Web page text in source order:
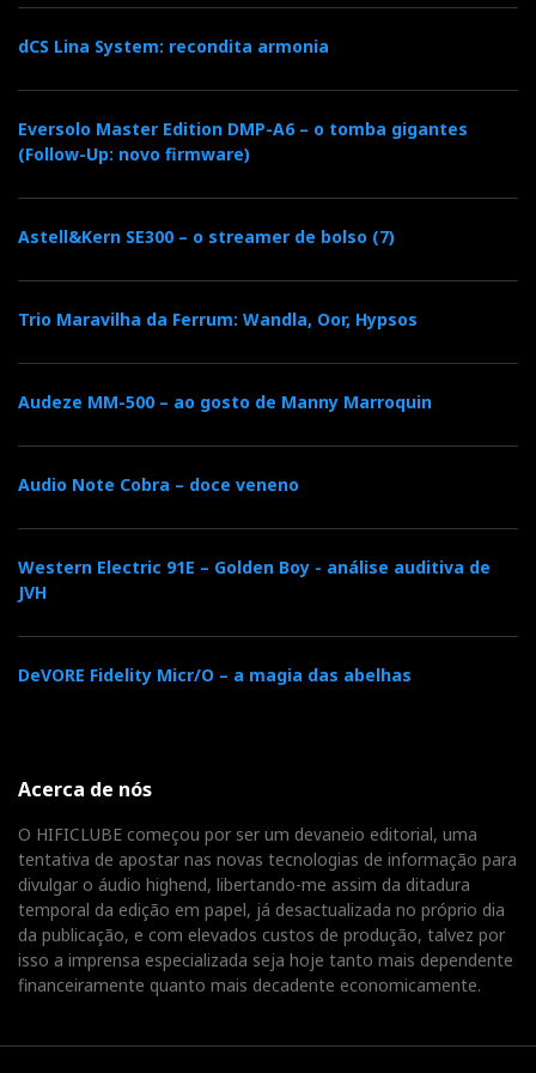
F
a
c
b
o
T
w
i
t
e
G
o
o
l
e
n
e
d
P
n
e
s
t
dCS Lina System: recondita armonia
Eversolo Master Edition DMP-A6 – o tomba gigantes
(Follow-Up: novo firmware)
Astell&Kern SE300 – o streamer de bolso (7)
Trio Maravilha da Ferrum: Wandla, Oor, Hypsos
Audeze MM-500 – ao gosto de Manny Marroquin
Audio Note Cobra – doce veneno
Western Electric 91E – Golden Boy - análise auditiva de
JVH
DeVORE Fidelity Micr/O – a magia das abelhas
Acerca de nós
O HIFICLUBE começou por ser um devaneio editorial, uma
tentativa de apostar nas novas tecnologias de informação para
divulgar o áudio highend, libertando-me assim da ditadura
temporal da edição em papel, já desactualizada no próprio dia
da publicação, e com elevados custos de produção, talvez por
isso a imprensa especializada seja hoje tanto mais dependente
financeiramente quanto mais decadente economicamente.